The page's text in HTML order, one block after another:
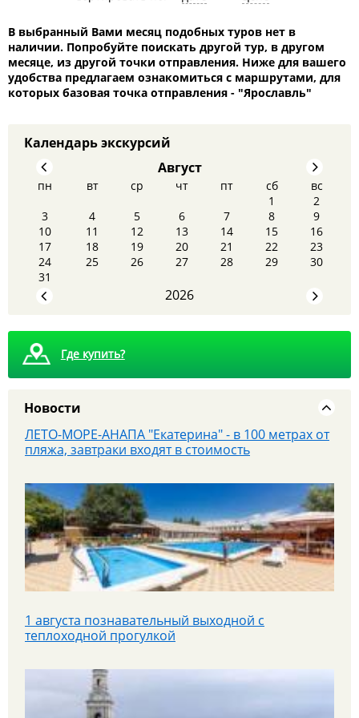
монастырь, где каждый паломник может коснуться
Источника Пантелеймона-целителя. В свободные дни
вы сможете выбрать любой вид активного отдыха:
рафтинг, прогулки к водопадам, канатную дорогу и проч.
Место размещения для клиентов «Яроблтур» —
гостиница «Фишт» В стоимость проживания входят
услуги сопровождения, двухразовое питание (завтрак и
ужин) и экскурсионное обслуживание. «Водная Ривьера»
— близлежащий термальный курорт находится
неподалеку и гостеприимно встречает туристов из
гостиницы — партнера «Яроблтур».
В выбранный Вами месяц подобных туров нет в
наличии. Попробуйте поискать другой тур, в другом
месяце, из другой точки отправления. Ниже для вашего
удобства предлагаем ознакомиться с маршрутами, для
которых базовая точка отправления - "Ярославль"
Календарь экскурсий
Август
пн вт ср чт пт сб
вс
1
2
3
4 5 6 7 8
9
10
11 12 13 14 15
16
17
18 19 20 21 22
23
24
25 26 27 28 29
30
31
2026
Где купить?
Новости
8 августа - Тайны сталинских высоток: экскурсия,
которую вы запомните
ЛЕТО-МОРЕ-АНАПА "Екатерина" - в 100 метрах от
пляжа, завтраки входят в стоимость
1 августа познавательный выходной с
теплоходной прогулкой